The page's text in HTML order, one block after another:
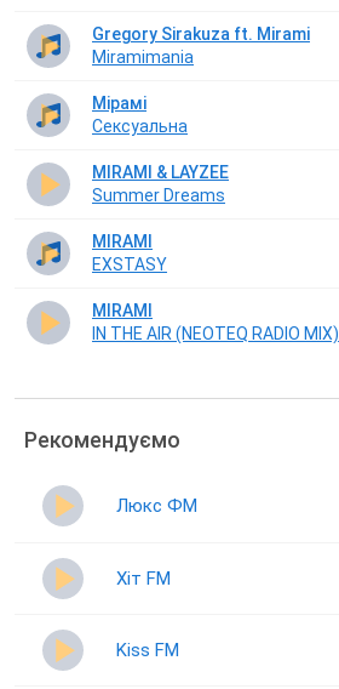
Gregory Sirakuza ft. Mirami
Miramimania
Мірамі
Сексуальна
MIRAMI & LAYZEE
Summer Dreams
MIRAMI
EXSTASY
MIRAMI
IN THE AIR (NEOTEQ RADIO MIX)
Рекомендуємо
Люкс ФМ
Хіт FM
Kiss FM